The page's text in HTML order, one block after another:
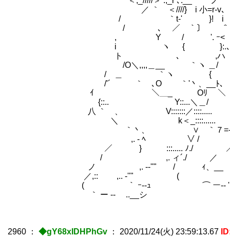
／ ｀ ＜////} i 小=r-v､
/ ｀t‐' }! i }＾}
/ ､ ／ ｀〕 ＾| ｰ{_ﾉﾉ
, Y / '. ｰ< `ｰ
i ヽ { }:.､ 丶、＿
ト ､ ,ハ
/O＼,,,,＿__ ｀ヽ ＿/
/ ＿ ｀ヽ {
/'´ ｀ ､O ｀'丶、__ﾄ､
ｲ ＼＿_ Oﾘ ＼
{::.. Y::...＼＿/
八 ｀ 、 V:::::::／::::.....
＼ k＜_::::......
｀丶、 ∨ ｀７=‐-､
,. - ﾍ ∨ /
／ } :::..... ﾉ./
/ ,. ィ´./ ／
ノ ,. -‐''" / ｨ、__
／,:: ,.. -''" ( ミ
( ｀ ｰ--ｭ ￣ ⌒ ー-- '
｀ ー ‐- ..__シ
2960 ： ◆gY68xIDHPhGv ： 2020/11/24(火) 23:59:13.67